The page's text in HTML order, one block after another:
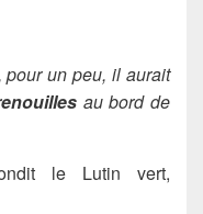
pour un peu, il aurait
au bord de
le Lutin vert,